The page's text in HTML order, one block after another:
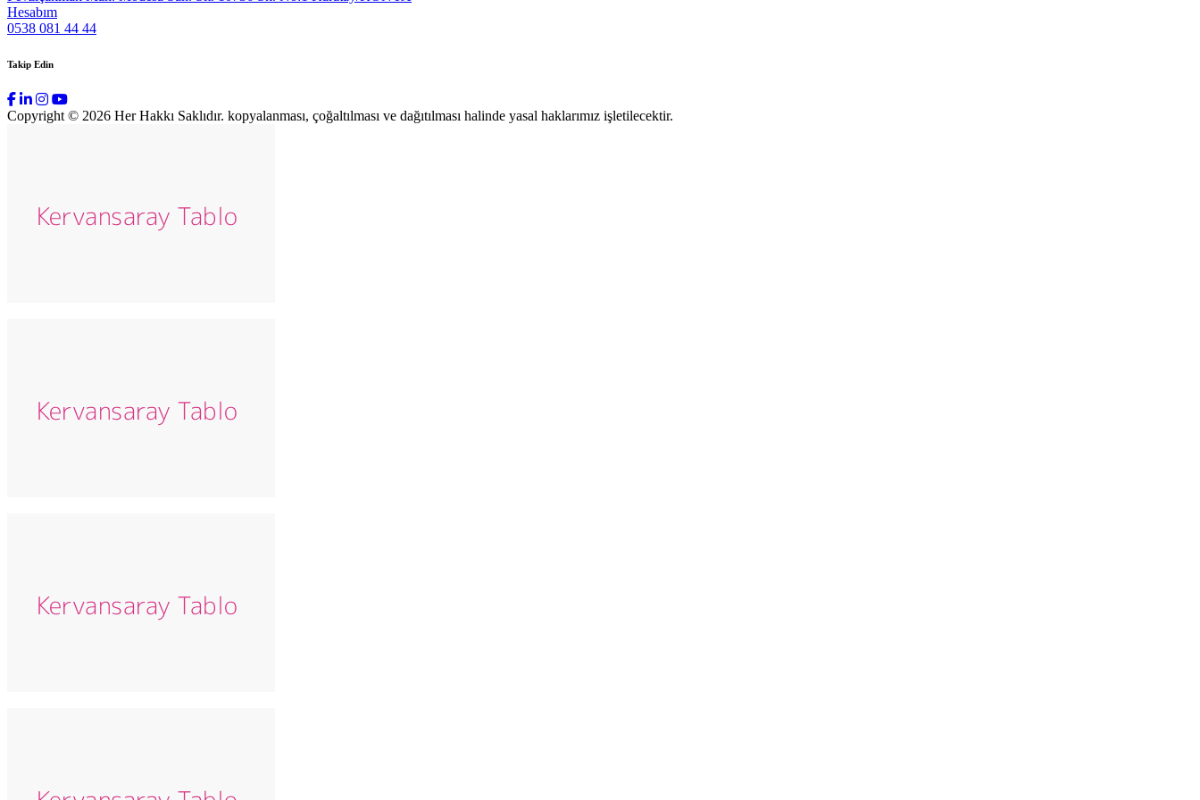
Hesabım
0538 081 44 44
Takip Edin
Copyright © 2026 Her Hakkı Saklıdır. kopyalanması, çoğaltılması ve dağıtılması halinde yasal haklarımız işletilecektir.